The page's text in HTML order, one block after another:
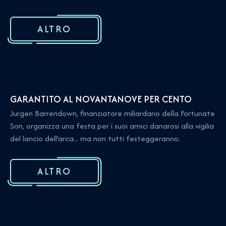
ALTRO
GARANTITO AL NOVANTANOVE PER CENTO
Jurgen Barrendown, finanziatore miliardario della Fortunate
Son, organizza una festa per i suoi amici danarosi alla vigilia
del lancio dell'arca... ma non tutti festeggeranno.
ALTRO